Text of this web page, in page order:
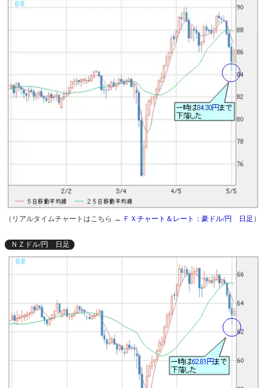
（リアルタイムチャートはこちら → ＦＸチャート＆レート：豪ドル/円 日足 ）
ＮＺドル/円 日足